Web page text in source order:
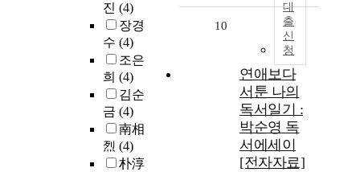
진 (4)
장경
수 (4)
조은
희 (4)
김순
금 (4)
南相
烈 (4)
朴淳
대
출
신
청
10
연애보다
서툰 나의
독서일기 :
박순영 독
서에세이
[전자자료]